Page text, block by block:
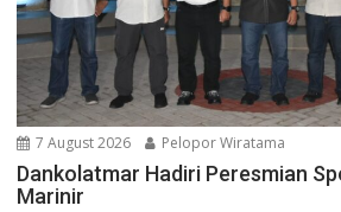
7 August 2026 Pelopor Wiratama
Dankolatmar Hadiri Peresmian
Marinir